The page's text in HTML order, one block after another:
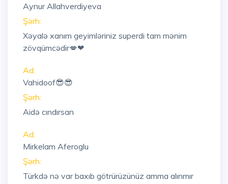
Aynur Allahverdiyeva
Şərh:
Xəyalə xanım geyimləriniz superdi tam mənim
zövqümcədir💋❤
Ad:
Vahidoof😎😎
Şərh:
Aidə cındırsan
Ad:
Mirkelam Aferoglu
Şərh:
Türkdə nə var baxıb götrürüzünüz amma alınmır